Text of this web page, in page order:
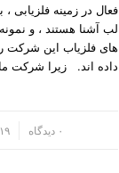
فعال در زمینه فلزیابی
لب آشنا هستند ، و
های فلزیاب این شرکت
داده اند. زیرا شرکت
۰ دیدگاه ۱۹ آبان ۱۴۰۳